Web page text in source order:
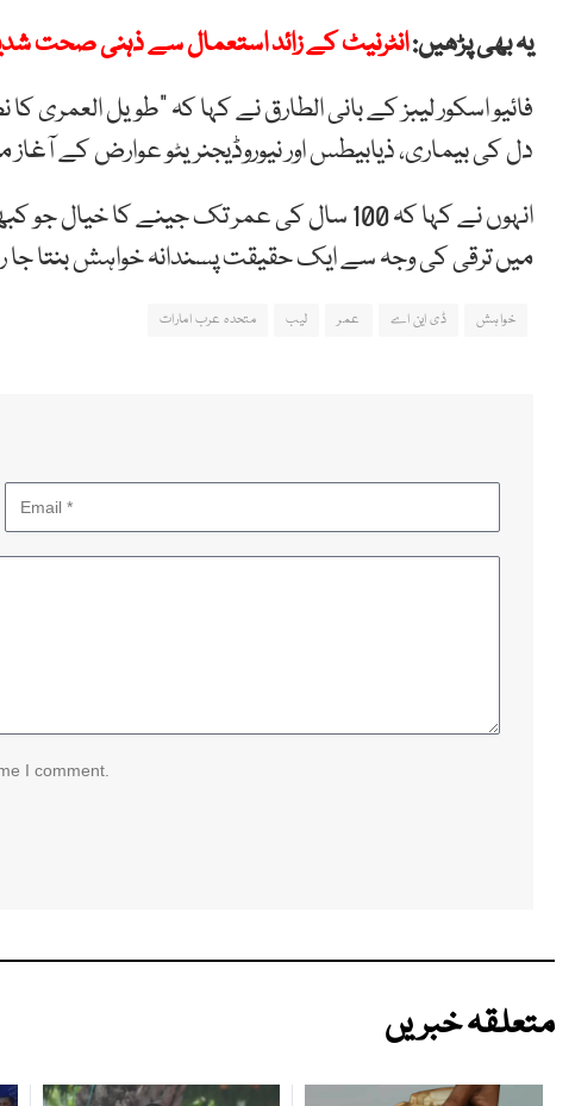
یہ بھی پڑھیں:انٹرنیٹ کے زائد استعمال سے ذہنی صحت
فائیو اسکور لیبز کے بانی الطارق نے کہا کہ “طویل
دل کی بیماری، ذیابیطس اور نیوروڈیجنریٹو عوارض کے
انہوں نے کہا کہ 100 سال کی عمر تک جینے
میں ترقی کی وجہ سے ایک حقیقت پسندانہ خواہش بنتا جا
خواہش ڈی این اے عمر لیب متحدہ عرب امارات
I comment.
متعلقہ خبریں